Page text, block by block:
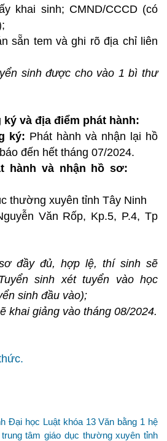
khai sinh; CMND/CCCD (có
sẵn tem và ghi rõ địa chỉ liên
sinh được cho vào 1 bì thư
ký và địa điểm phát hành:
ký: Phát hành và nhận lại hồ
đến hết tháng 07/2024.
hành và nhận hồ sơ:
thường xuyên tỉnh Tây Ninh
Văn Rốp, Kp.5, P.4, Tp
đầy đủ, hợp lệ, thí sinh sẽ
sinh xét tuyển vào học
sinh đầu vào);
khai giảng vào tháng 08/2024.
Đại học Luật khóa 13 Văn bằng 1 hệ
tâm giáo dục thường xuyên tỉnh